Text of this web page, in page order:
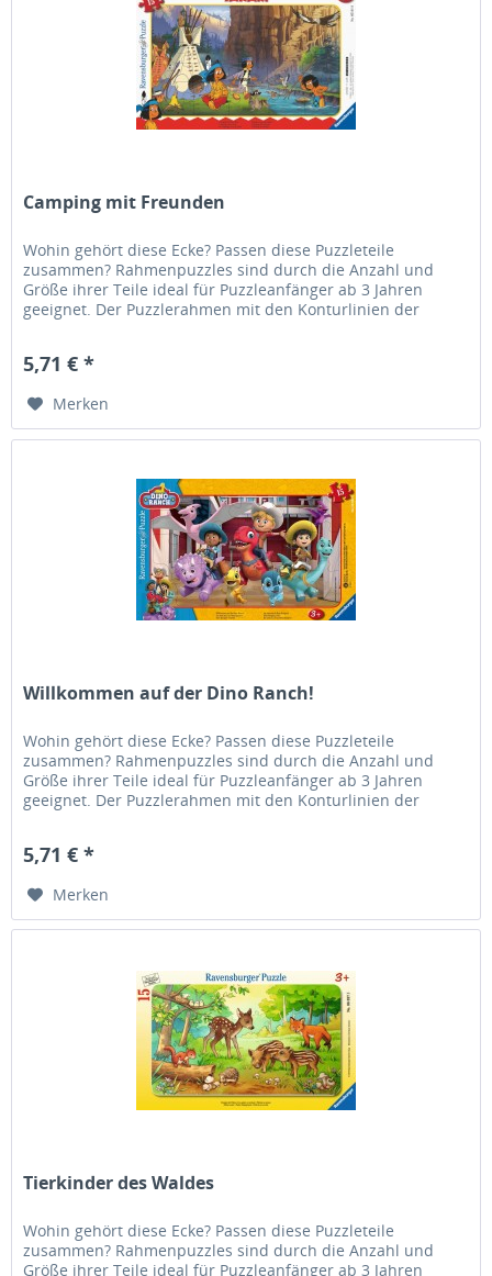
Camping mit Freunden
Wohin gehört diese Ecke? Passen diese Puzzleteile
zusammen? Rahmenpuzzles sind durch die Anzahl und
Größe ihrer Teile ideal für Puzzleanfänger ab 3 Jahren
geeignet. Der Puzzlerahmen mit den Konturlinien der
5,71 € *
Merken
Willkommen auf der Dino Ranch!
Wohin gehört diese Ecke? Passen diese Puzzleteile
zusammen? Rahmenpuzzles sind durch die Anzahl und
Größe ihrer Teile ideal für Puzzleanfänger ab 3 Jahren
geeignet. Der Puzzlerahmen mit den Konturlinien der
5,71 € *
Merken
Tierkinder des Waldes
Wohin gehört diese Ecke? Passen diese Puzzleteile
zusammen? Rahmenpuzzles sind durch die Anzahl und
Größe ihrer Teile ideal für Puzzleanfänger ab 3 Jahren